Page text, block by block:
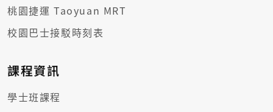
桃園捷運 Taoyuan MRT
校園巴士接駁時刻表
課程資訊
學士班課程